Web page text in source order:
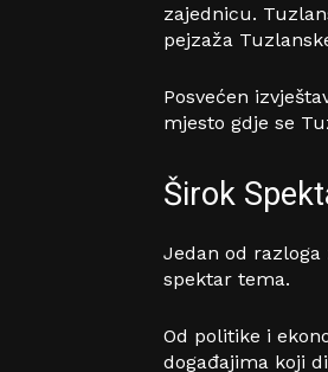
zajednicu.
pejzaža
Posvećen
mjesto gdje se
Širok
Jedan od
spektar tema.
Od politike i
događajima koji